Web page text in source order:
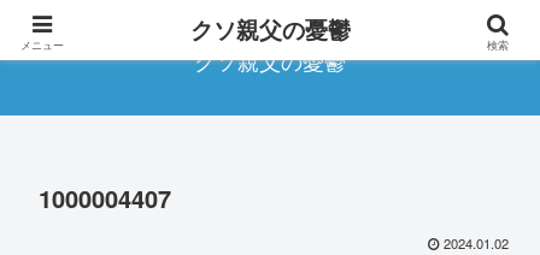
クソ親父の憂鬱
1000004407
2024.01.02
メニュー クソ親父の憂鬱 検索